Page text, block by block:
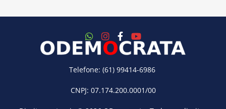
Telefone: (61) 99414-6986
CNPJ: 07.174.200.0001/00